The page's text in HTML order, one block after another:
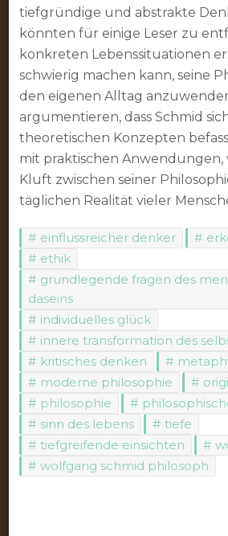
tiefgründige und abstrakte
könnten für einige Leser zu
konkreten Lebenssituationen
schwierig machen kann, seine
den eigenen Alltag
argumentieren, dass Schmid
theoretischen Konzepten
mit praktischen Anwendungen,
Kluft zwischen seiner
täglichen Realität vieler
einflussreicher denker
ethik
grundlegende fragen des
daseins
individuelles glück
innere transformation des
kritisches denken
moderne philosophie
philosophie
sinn des lebens
tiefe
tiefgreifende einsichten
wolfgang schmid philosoph